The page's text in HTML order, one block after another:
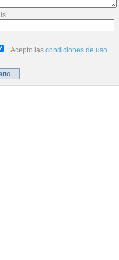
Acepto las condiciones de uso